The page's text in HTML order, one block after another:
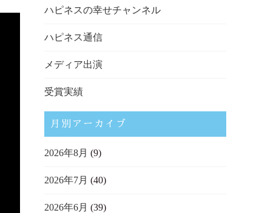
ハピネスの幸せチャンネル
ハピネス通信
メディア出演
受賞実績
月別アーカイブ
2026年8月 (9)
2026年7月 (40)
2026年6月 (39)